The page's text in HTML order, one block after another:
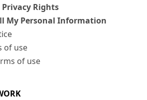
Rights
My Personal Information
of use
of use